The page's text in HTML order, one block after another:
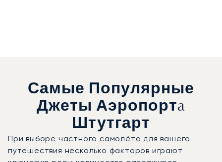
Самые Популярные
Джеты Аэропортa
Штутгарт
При выборе частного самолёта для вашего
путешествия несколько факторов играют